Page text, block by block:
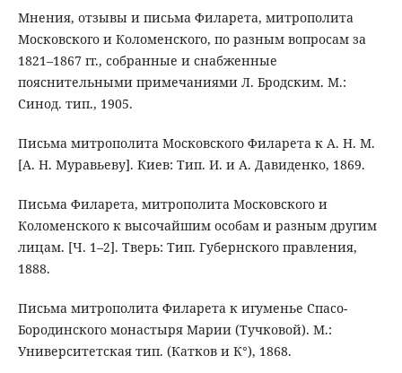
Мнения, отзывы и письма Филарета, митрополита
Московского и Коломенского, по разным вопросам за
1821–1867 гг., собранные и снабженные
пояснительными примечаниями Л. Бродским. М.:
Синод. тип., 1905.
Письма митрополита Московского Филарета к А. Н. М.
[А. Н. Муравьеву]. Киев: Тип. И. и А. Давиденко, 1869.
Письма Филарета, митрополита Московского и
Коломенского к высочайшим особам и разным другим
лицам. [Ч. 1–2]. Тверь: Тип. Губернского правления,
1888.
Письма митрополита Филарета к игуменье Спасо-
Бородинского монастыря Марии (Тучковой). М.:
Университетская тип. (Катков и К°), 1868.